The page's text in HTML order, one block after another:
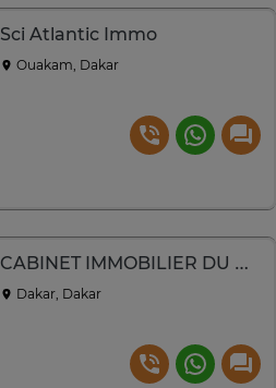
Sci Atlantic Immo
Ouakam, Dakar
CABINET IMMOBILIER DU MONDE
Dakar, Dakar